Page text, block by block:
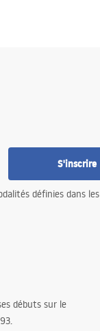
S'inscrire
définies dans les
débuts sur le